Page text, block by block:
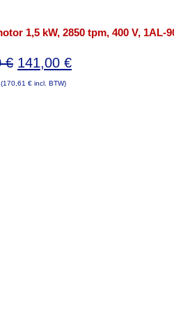
1,5 kW, 2850 tpm, 400 V, 1AL-
€ Oorspronkelijke
prijs
141,00 €Huidige
170,61 € incl. BTW)